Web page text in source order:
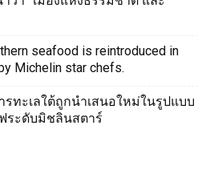
seafood is reintroduced in
Michelin star chefs.
รทะเลใต้ถูกนำเสนอใหม่ในรูปแบบ
ฟระดับมิชลินสตาร์